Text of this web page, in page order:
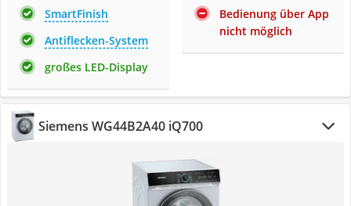
SmartFinish
Antiflecken-System
großes LED-Display
Bedienung über App
nicht möglich
Siemens WG44B2A40 iQ700